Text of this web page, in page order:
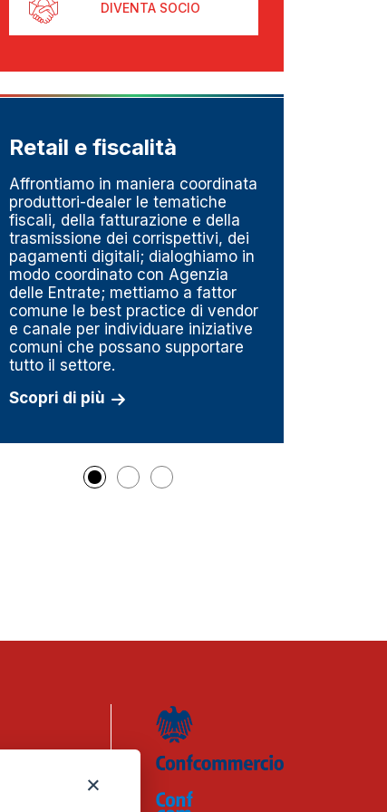
DIVENTA SOCIO
Retail e fiscalità
Affrontiamo in maniera coordinata
produttori-dealer le tematiche
fiscali, della fatturazione e della
trasmissione dei corrispettivi, dei
pagamenti digitali; dialoghiamo in
modo coordinato con Agenzia
delle Entrate; mettiamo a fattor
comune le best practice di vendor
e canale per individuare iniziative
comuni che possano supportare
tutto il settore.
Scopri di più